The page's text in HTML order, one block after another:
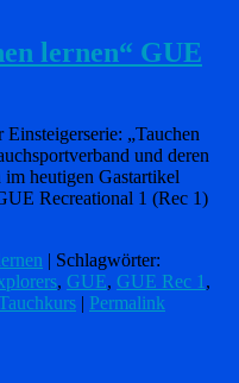
lernen“ GUE
„Tauchen
und deren
heutigen Gastartikel
Recreational 1 (Rec 1)
| Schlagwörter:
, GUE, GUE Rec 1,
Permalink